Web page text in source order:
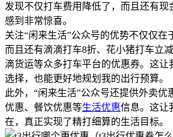
发现不仅打车费用降低了，而且还有现
感到非常惊喜。
关注“闲来生活”公众号的优势不仅仅在
而且还有滴滴打车8折、花小猪打车立
滴货运等众多打车平台的优惠券。这让
选择，也能更好地规划我的出行预算。
此外，“闲来生活”公众号还提供外卖优
优惠、餐饮优惠等生活优惠信息。这让
在，真正实现了精打细算的生活目标。